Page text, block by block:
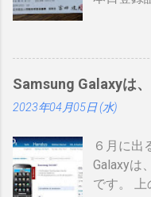
登場し
https://
トに上が
表 パット
ールドと
か運転免
かく作っ
Samsung Galaxyは
2023年04月05日 (水)
６月に出
Galaxyは
です。 上